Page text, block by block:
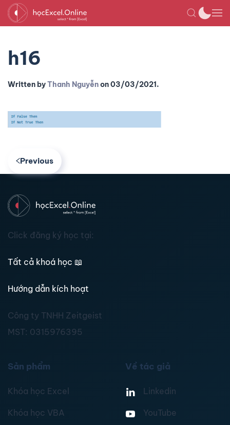
h16
Written byThanh Nguyễnon03/03/2021.
Previous
Click đăng ký học tại:
Tất cả khoá học 📖
Hướng dẫn kích hoạt
Công ty TNHH Zeitgeist
MST: 0315976395
Sản phẩm
Khóa học Excel
Khóa học VBA
Về tác giả
Linkedin
YouTube